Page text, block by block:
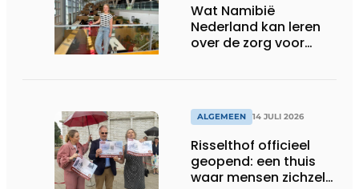
Wat Namibië
Nederland kan leren
over de zorg voor
ALGEMEEN 14 JULI 2026
Risselthof officieel
geopend: een thuis
waar mensen zichzelf